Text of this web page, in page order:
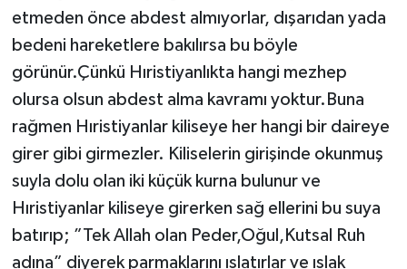
etmeden önce abdest almıyorlar, dışarıdan yada
bedeni hareketlere bakılırsa bu böyle
görünür.Çünkü Hıristiyanlıkta hangi mezhep
olursa olsun abdest alma kavramı yoktur.Buna
rağmen Hıristiyanlar kiliseye her hangi bir daireye
girer gibi girmezler. Kiliselerin girişinde okunmuş
suyla dolu olan iki küçük kurna bulunur ve
Hıristiyanlar kiliseye girerken sağ ellerini bu suya
batırıp; ”Tek Allah olan Peder,Oğul,Kutsal Ruh
adına” diyerek parmaklarını ıslatırlar ve ıslak